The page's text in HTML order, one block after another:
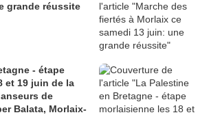
grande réussite
- étape
et 19 juin de la
de
Balata, Morlaix-